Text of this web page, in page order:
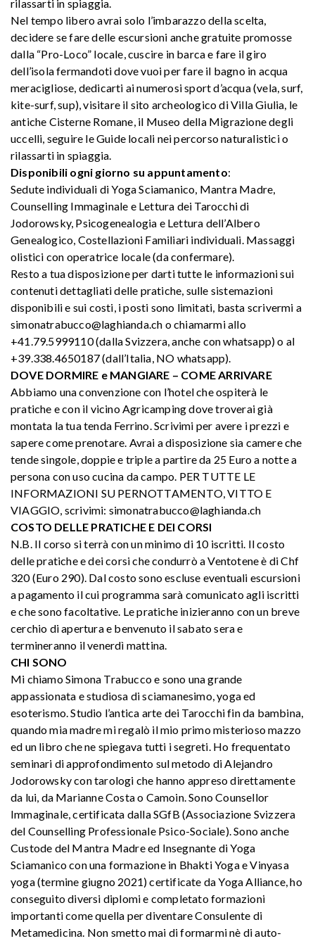
rilassarti in spiaggia.
Nel tempo libero avrai solo l’imbarazzo della scelta,
decidere se fare delle escursioni anche gratuite promosse
dalla “Pro-Loco” locale, cuscire in barca e fare il giro
dell’isola fermandoti dove vuoi per fare il bagno in acqua
meracigliose, dedicarti ai numerosi sport d’acqua (vela, surf,
kite-surf, sup), visitare il sito archeologico di Villa Giulia, le
antiche Cisterne Romane, il Museo della Migrazione degli
uccelli, seguire le Guide locali nei percorso naturalistici o
rilassarti in spiaggia.
Disponibili ogni giorno su appuntamento:
Sedute individuali di Yoga Sciamanico, Mantra Madre,
Counselling Immaginale e Lettura dei Tarocchi di
Jodorowsky, Psicogenealogia e Lettura dell’Albero
Genealogico, Costellazioni Familiari individuali. Massaggi
olistici con operatrice locale (da confermare).
Resto a tua disposizione per darti tutte le informazioni sui
contenuti dettagliati delle pratiche, sulle sistemazioni
disponibili e sui costi, i posti sono limitati, basta scrivermi a
simonatrabucco@laghianda.ch o chiamarmi allo
+41.79.5999110 (dalla Svizzera, anche con whatsapp) o al
+39.338.4650187 (dall’Italia, NO whatsapp).
DOVE DORMIRE e MANGIARE – COME ARRIVARE
Abbiamo una convenzione con l’hotel che ospiterà le
pratiche e con il vicino Agricamping dove troverai già
montata la tua tenda Ferrino. Scrivimi per avere i prezzi e
sapere come prenotare. Avrai a disposizione sia camere che
tende singole, doppie e triple a partire da 25 Euro a notte a
persona con uso cucina da campo. PER TUTTE LE
INFORMAZIONI SU PERNOTTAMENTO, VITTO E
VIAGGIO, scrivimi: simonatrabucco@laghianda.ch
COSTO DELLE PRATICHE E DEI CORSI
N.B. Il corso si terrà con un minimo di 10 iscritti. Il costo
delle pratiche e dei corsi che condurrò a Ventotene è di Chf
320 (Euro 290). Dal costo sono escluse eventuali escursioni
a pagamento il cui programma sarà comunicato agli iscritti
e che sono facoltative. Le pratiche inizieranno con un breve
cerchio di apertura e benvenuto il sabato sera e
termineranno il venerdì mattina.
CHI SONO
Mi chiamo Simona Trabucco e sono una grande
appassionata e studiosa di sciamanesimo, yoga ed
esoterismo. Studio l’antica arte dei Tarocchi fin da bambina,
quando mia madre mi regalò il mio primo misterioso mazzo
ed un libro che ne spiegava tutti i segreti. Ho frequentato
seminari di approfondimento sul metodo di Alejandro
Jodorowsky con tarologi che hanno appreso direttamente
da lui, da Marianne Costa o Camoin. Sono Counsellor
Immaginale, certificata dalla SGfB (Associazione Svizzera
del Counselling Professionale Psico-Sociale). Sono anche
Custode del Mantra Madre ed Insegnante di Yoga
Sciamanico con una formazione in Bhakti Yoga e Vinyasa
yoga (termine giugno 2021) certificate da Yoga Alliance, ho
conseguito diversi diplomi e completato formazioni
importanti come quella per diventare Consulente di
Metamedicina. Non smetto mai di formarmi nè di auto-